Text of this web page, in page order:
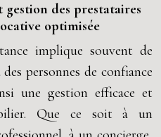
des prestataires
optimisée
implique souvent de
personnes de confiance
une gestion efficace et
Que ce soit à un